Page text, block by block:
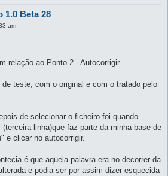
1.0 Beta 28
am
relação ao Ponto 2 - Autocorrigir
teste, com o original e com o tratado pelo
de selecionar o ficheiro foi quando
linha)que faz parte da minha base de
e clicar no autocorrigir.
é que aquela palavra era no decorrer da
e podia ser por assim dizer esquecida